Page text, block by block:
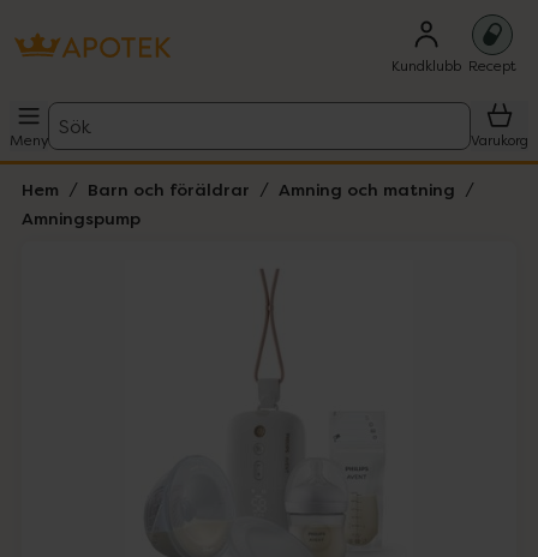
Kundklubb Recept
Meny
Sök
Varukorg
Hem Barn och föräldrar
Amning och matning
Amningspump
Lista: . Innehåller 2 objekt.